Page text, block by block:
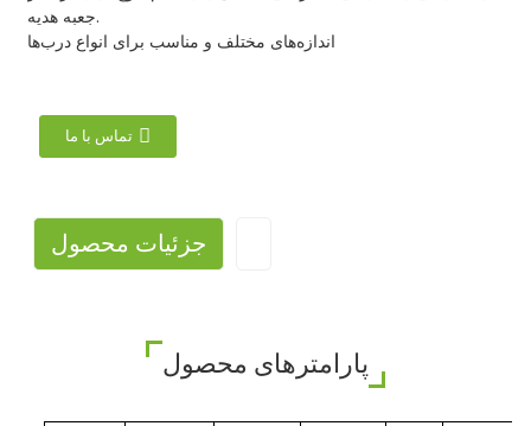
جعبه هدیه.
اندازه‌های مختلف و مناسب برای انواع درب‌ها
تماس با ما
جزئیات محصول
پارامترهای محصول